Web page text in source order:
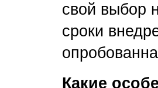
свой выбор
сроки
Какие